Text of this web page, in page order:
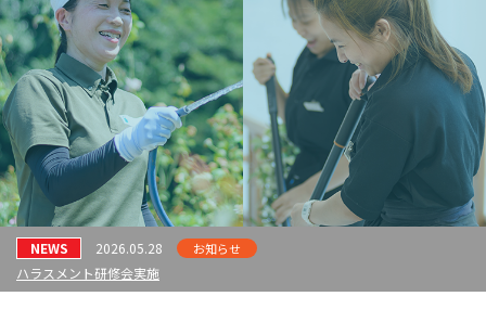
NEWS 2026.05.28 お知らせ
ハラスメント研修会実施